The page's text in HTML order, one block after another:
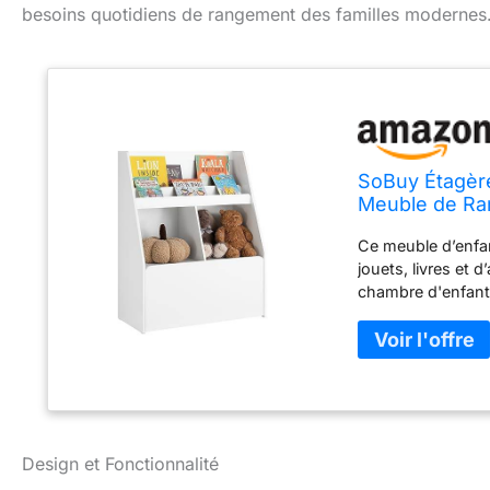
besoins quotidiens de rangement des familles modernes.
SoBuy
Meuble de
cm, KMB83-
Ce meuble
jouets, livres et
chambre
pour le
tiroir dans la
Matériaux : MDF
Design et Fonctionnalité